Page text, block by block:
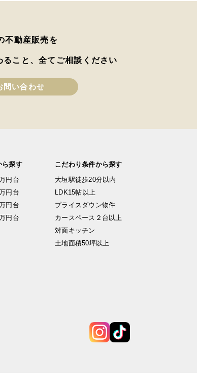
不動産販売を
こと、全てご相談ください
問い合わせ
ら探す
円台
円台
円台
円台
こだわり条件から探す
大垣駅徒歩20分以内
LDK15帖以上
プライスダウン物件
カースペース２台以上
対面キッチン
土地面積50坪以上